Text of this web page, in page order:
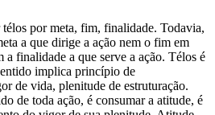
télos por meta, fim, finalidade. Todavia,
a que dirige a ação nem o fim em
a finalidade a que serve a ação. Télos é
implica princípio de
de vida, plenitude de estruturação.
de toda ação, é consumar a atitude, é